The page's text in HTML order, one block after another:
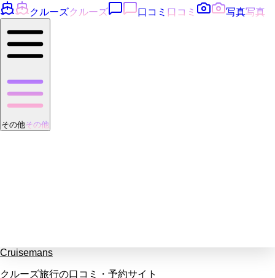
クルーズクルーズ 口コミ 口コミ 写真写真
その他その他
Cruisemans
クルーズ旅行の口コミ・予約サイト